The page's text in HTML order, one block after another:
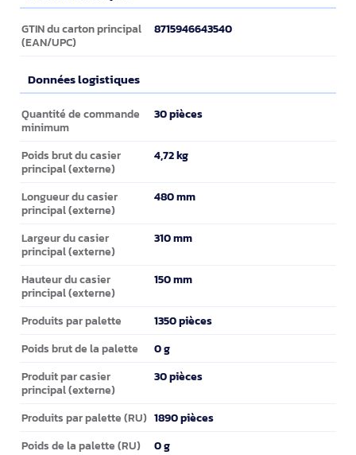
Détails techniques
GTIN du carton principal
(EAN/UPC)
8715946643540
Données logistiques
Données logistiques
Quantité de commande
minimum
30 pièces
Poids brut du casier
principal (externe)
4,72 kg
Longueur du casier
principal (externe)
480 mm
Largeur du casier
principal (externe)
310 mm
Hauteur du casier
principal (externe)
150 mm
Produits par palette 1350 pièces
Poids brut de la palette 0 g
Produit par casier
principal (externe)
30 pièces
Produits par palette (RU) 1890 pièces
Poids de la palette (RU) 0 g